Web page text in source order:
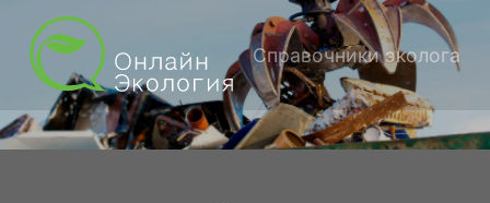
Справочники эколога